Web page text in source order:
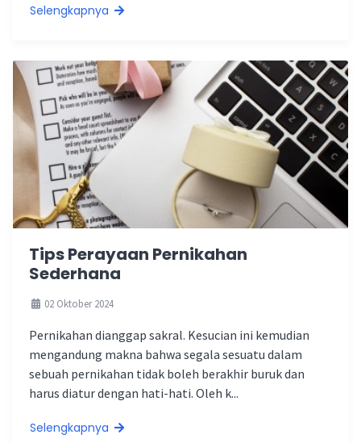
Selengkapnya
Tips Perayaan Pernikahan
Sederhana
02 Oktober 2024
Pernikahan dianggap sakral. Kesucian ini kemudian
mengandung makna bahwa segala sesuatu dalam
sebuah pernikahan tidak boleh berakhir buruk dan
harus diatur dengan hati-hati. Oleh k...
Selengkapnya